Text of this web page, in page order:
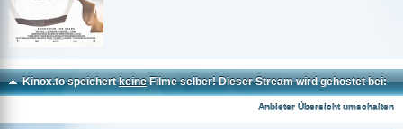
Kinox.to speichertkeineFilme selber! Dieser Stream wird gehostet bei:
Anbieter Übersicht umschalten